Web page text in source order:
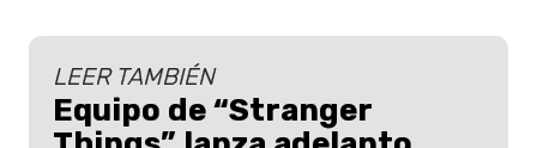
LEER TAMBIÉN
Equipo de “Stranger